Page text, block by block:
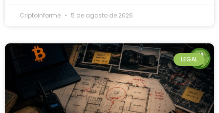
Criptoinforme 5 de agosto de 2026
LEGAL